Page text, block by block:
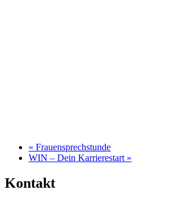
« Frauensprechstunde
WIN – Dein Karrierestart »
Kontakt